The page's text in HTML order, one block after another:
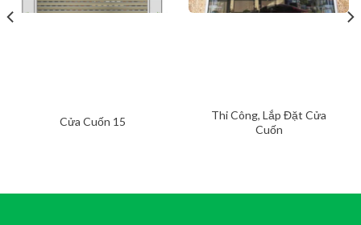
Cửa Cuốn 15
Thi Công, Lắp Đặt Cửa
Cuốn